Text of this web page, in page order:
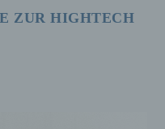
ZUR HIGHTECH